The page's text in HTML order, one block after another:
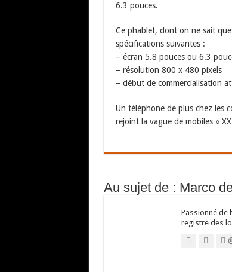
6.3 pouces.
Ce phablet, dont on ne sait
spécifications suivantes :
– écran 5.8 pouces ou 6.3
– résolution 800 x 480 pixels
– début de commercialisation
Un téléphone de plus chez les
rejoint la vague de mobiles «
Au sujet de : Marco
Passionné de
registre des